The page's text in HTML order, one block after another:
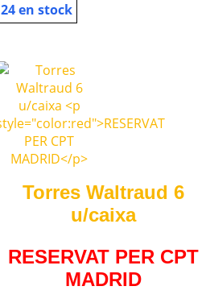
24 en stock
Torres Waltraud 6
u/caixa
RESERVAT PER CPT
MADRID